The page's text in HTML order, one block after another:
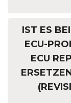
IST ES
ECU-
ECU